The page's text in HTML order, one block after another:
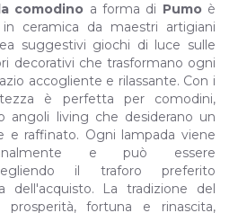
comodino a forma di Pumoè
ceramica da maestri artigiani
suggestivi giochi di luce sulle
decorativi che trasformano ogni
accogliente e rilassante. Con i
è perfetta per comodini,
angoli living che desiderano un
e raffinato. Ogni lampada viene
e può essere
il traforo preferito
dell'acquisto. La tradizione del
fortuna e rinascita,